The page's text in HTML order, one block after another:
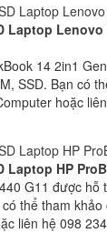
Laptop
14 2in1
SSD. Bạn có
hoặc
Laptop HP
G11 được hỗ
thể tham
liên hệ 098